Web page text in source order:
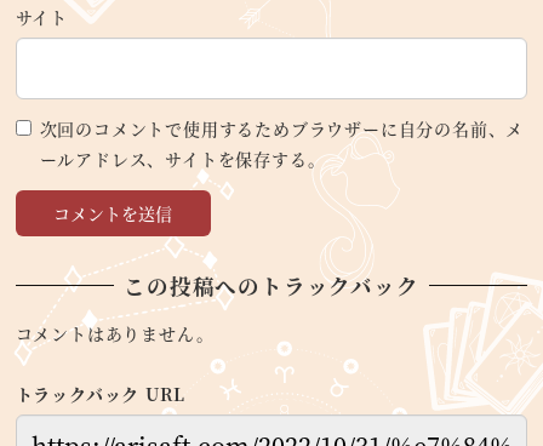
サイト
次回のコメントで使用するためブラウザーに自分の名前、メ
ールアドレス、サイトを保存する。
この投稿へのトラックバック
コメントはありません。
トラックバック URL